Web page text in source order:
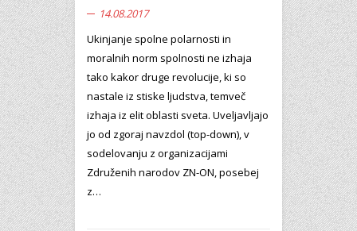
14.08.2017
Ukinjanje spolne polarnosti in
moralnih norm spolnosti ne izhaja
tako kakor druge revolucije, ki so
nastale iz stiske ljudstva, temveč
izhaja iz elit oblasti sveta. Uveljavljajo
jo od zgoraj navzdol (top-down), v
sodelovanju z organizacijami
Združenih narodov ZN-ON, posebej
z…